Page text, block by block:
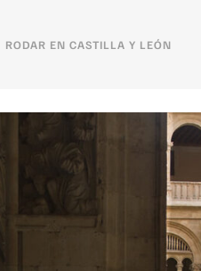
RODAR EN CASTILLA Y LEÓN